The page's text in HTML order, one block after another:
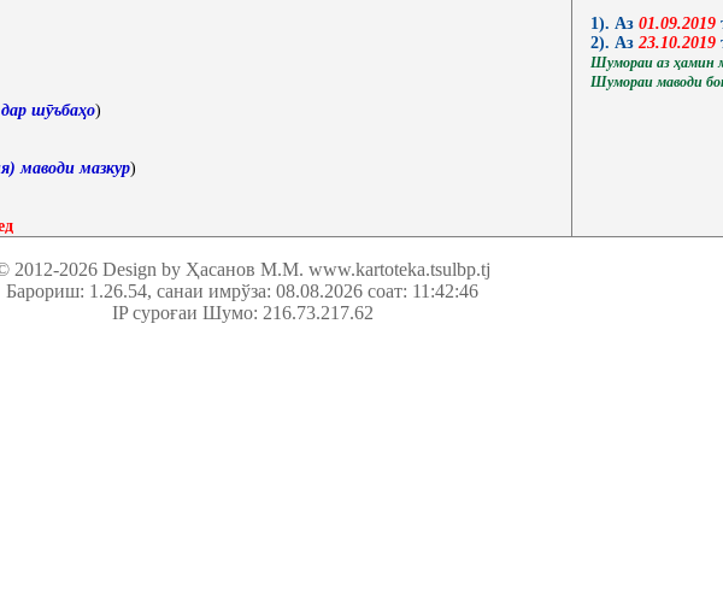
шӯъбаҳо)
маводи мазкур)
1). Аз 01.09.2019
2). Аз 23.10.2019
Шумораи аз ҳамин
Шумораи маводи
2012-2026 Design by Ҳасанов М.М. www.kartoteka.tsulbp.tj
Барориш: 1.26.54, санаи имрўза: 08.08.2026 соат: 11:42:46
IP суроғаи Шумо: 216.73.217.62